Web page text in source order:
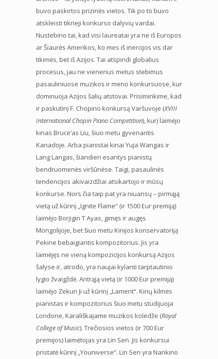
buvo paskirtos prizinės vietos. Tik po to buvo
atskleisti tikrieji konkurso dalyvių vardai.
Nustebino tai, kad visi laureatai yra ne iš Europos
ar Šiaurės Amerikos, ko mes iš inercijos vis dar
tikimės, bet iš Azijos. Tai atspindi globalius
procesus, jau ne vienerius metus stebimus
pasauliniuose muzikos ir meno konkursuose, kur
dominuoja Azijos šalių atstovai. Prisiminkime, kad
ir paskutinį F. Chopino konkursą Varšuvoje (XVIII
International Chopin Piano Competition), kurį laimėjo
kinas Bruce‘as Liu, šiuo metu gyvenantis
Kanadoje. Arba pianistai kinai Yuja Wangas ir
Lang Langas, šiandien esantys pianistų
bendruomenės viršūnėse. Taigi, pasaulinės
tendencijos akivaizdžiai atsikartojo ir mūsų
konkurse. Nors čia taip pat yra niuansų – pirmąją
vietą už kūrinį „Ignite Flame“ (ir 1500 Eur premiją)
laimėjo Borjigin T Ayas, gimęs ir augęs
Mongolijoje, bet šiuo metu Kinijos konservatoriją
Pekine bebaigiantis kompozitorius. Jis yra
laimėjęs ne vieną kompozicijos konkursą Azijos
šalyse ir, atrodo, yra naujai kylanti tarptautinio
lygio žvaigždė. Antrąją vietą (ir 1000 Eur premiją)
laimėjo Zekun Ji už kūrinį „Lament“. Kinų kilmės
pianistas ir kompozitorius šiuo metu studijuoja
Londone, Karališkajame muzikos koledže (Royal
College of Music). Trečiosios vietos (ir 700 Eur
premijos) laimėtojas yra Lin Sen. Jis konkursui
pristatė kūrinį „Youniverse“. Lin Sen yra Nankino